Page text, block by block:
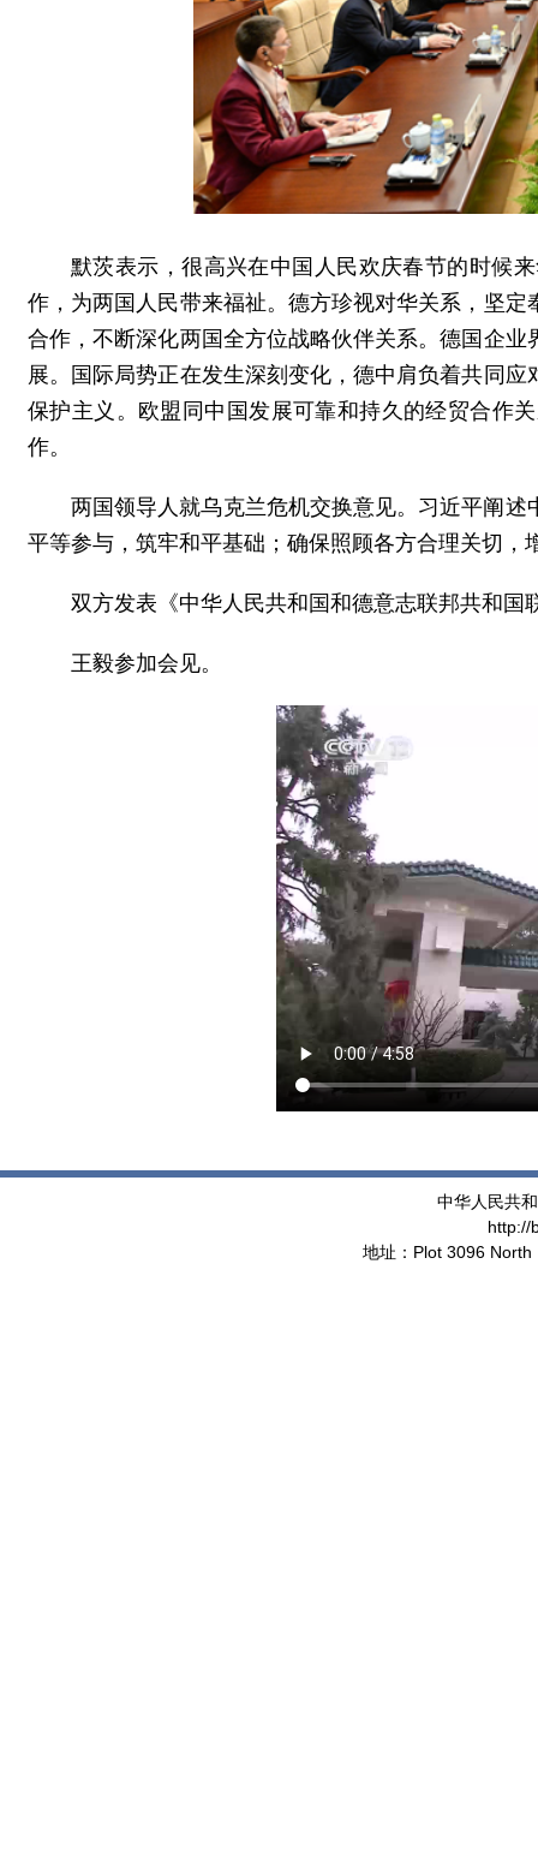
默茨表示，很高兴在中国人民欢庆春节的时候
作，为两国人民带来福祉。德方珍视对华关系，坚
合作，不断深化两国全方位战略伙伴关系。德国企
展。国际局势正在发生深刻变化，德中肩负着共同
保护主义。欧盟同中国发展可靠和持久的经贸合作
作。
两国领导人就乌克兰危机交换意见。习近平阐
平等参与，筑牢和平基础；确保照顾各方合理关切
双方发表《中华人民共和国和德意志联邦共和国
王毅参加会见。
中华人民共
http://
地址：Plot 3096